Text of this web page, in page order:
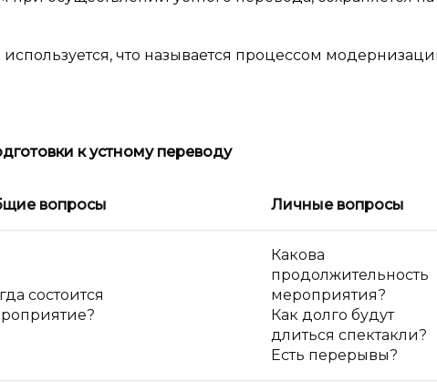
что называется процессом
кустному переводу
вопросы Личные вопросы
состоится
Какова
продолжительность
мероприятия?
Как долго будут
длиться спектакли?
Есть перерывы?